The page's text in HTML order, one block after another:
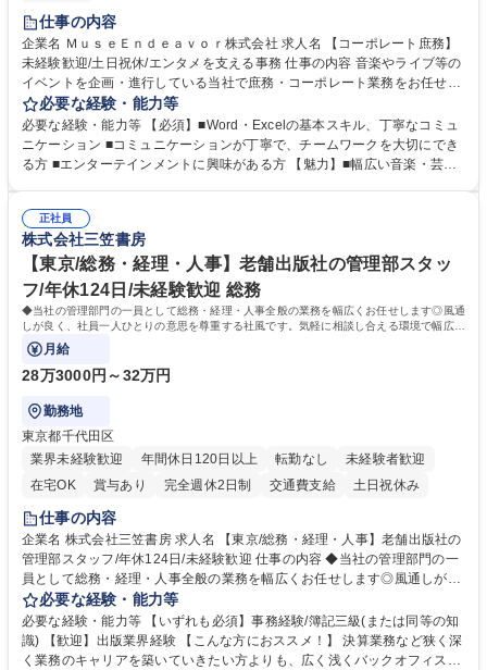
服装自由
仕事の内容
企業名 ＭｕｓｅＥｎｄｅａｖｏｒ株式会社 求人名 【コーポレート庶務】
未経験歓迎/土日祝休/エンタメを支える事務 仕事の内容 音楽やライブ等の
イベントを企画・進行している当社で庶務・コーポレート業務をお任せし
ます。幅広い音楽・芸能業務のインフラとなる社内業務全般をサポート
し、チームの円滑な運営を支えていただきます。 ■社内の庶務・一般事務
全般、書類整理、備品管理・発注 ■郵便物の仕分け、来客・電話対応、社
内環境の維持サポート ■経理や人事/採用の外注事業者とのやりとり・プロ
す。 ※業務の変更範囲：会社の定める業務※ 募集職種 【コーポレート庶
務】未経験歓迎/土日祝休/エンタメを支える事務
必要な経験・能力等
必要な経験・能力等 【必須】■Word・Excelの基本スキル、丁寧なコミュ
ニケーション ■コミュニケーションが丁寧で、チームワークを大切にでき
る方 ■エンターテインメントに興味がある方 【魅力】■幅広い音楽・芸能
ルーティンワークに留まらず、外注事業者との連携や業務プロセスの推進
など、自らの裁量で組織の仕組みづくりに関われるやりがいがあります。
■土日祝休みで、プライベートと両立しながら専門スキルを磨ける環境で
す。 学歴・資格 学歴：大学院 大学 高専 短大 専修学校 高校 語学力： 資
格：
正社員
株式会社三笠書房
【東京/総務・経理・人事】老舗出版社の管理部スタッ
フ/年休124日/未経験歓迎 総務
◆当社の管理部門の一員として総務・経理・人事全般の業務を幅広くお任せします◎風通
しが良く、社員一人ひとりの意思を尊重する社風です。気軽に相談し合える環境で幅広い
バックオフィス業務を習得いただきます。
月給
28万3000円～32万円
勤務地
東京都千代田区
業界未経験歓迎
年間休日120日以上 転勤なし
未経験者歓迎
在宅OK
賞与あり 完全週休2日制 交通費支給 土日祝休み
仕事の内容
企業名 株式会社三笠書房 求人名 【東京/総務・経理・人事】老舗出版社の
管理部スタッフ/年休124日/未経験歓迎 仕事の内容 ◆当社の管理部門の一
員として総務・経理・人事全般の業務を幅広くお任せします◎風通しが良
く、社員一人ひとりの意思を尊重する社風です。気軽に相談し合える環境
で幅広いバックオフィス業務を習得いただきます。 具体的には■総務：備
品補充、採用に関するスケジュール調整など■経理；経費精算、入出金管
理、提示支払業務、問い合わせ対応など。 社員とのコミュニケーションを
必要な経験・能力等
必要な経験・能力等 【いずれも必須】事務経験/簿記三級(または同等の知
識) 【歓迎】出版業界経験 【こんな方におススメ！】 決算業務など狭く深
く業務のキャリアを築いていきたい方よりも、広く浅くバックオフィスの